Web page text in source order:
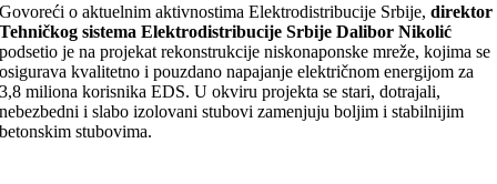
Govoreći o aktuelnim aktivnostima Elektrodistribucije Srbije,direktor
Tehničkog sistema Elektrodistribucije Srbije Dalibor Nikolić
podsetio je na projekat rekonstrukcije niskonaponske mreže, kojima se
osigurava kvalitetno i pouzdano napajanje električnom energijom za
3,8 miliona korisnika EDS. U okviru projekta se stari, dotrajali,
nebezbedni i slabo izolovani stubovi zamenjuju boljim i stabilnijim
betonskim stubovima.